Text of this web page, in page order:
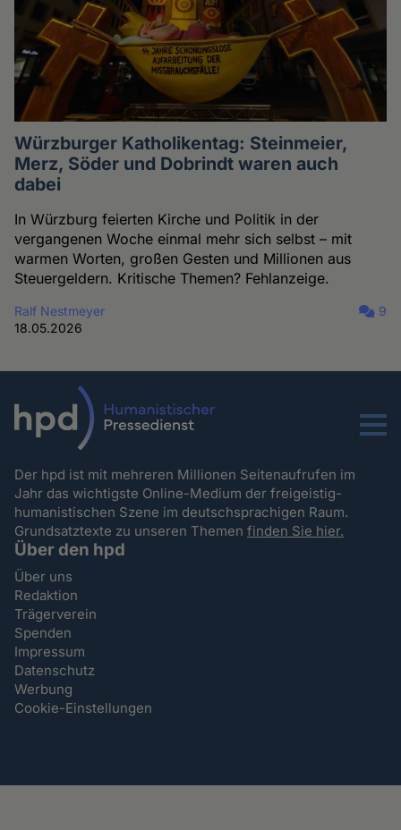
Würzburger Katholikentag: Steinmeier,
Merz, Söder und Dobrindt waren auch
dabei
In Würzburg feierten Kirche und Politik in der
vergangenen Woche einmal mehr sich selbst – mit
warmen Worten, großen Gesten und Millionen aus
Steuergeldern. Kritische Themen? Fehlanzeige.
Ralf Nestmeyer
18.05.2026
9
Menu
Der hpd ist mit mehreren Millionen Seitenaufrufen im
Jahr das wichtigste Online-Medium der freigeistig-
humanistischen Szene im deutschsprachigen Raum.
Grundsatztexte zu unseren Themenfinden Sie hier.
Über den hpd
Über uns
Redaktion
Trägerverein
Spenden
Impressum
Datenschutz
Werbung
Cookie-Einstellungen